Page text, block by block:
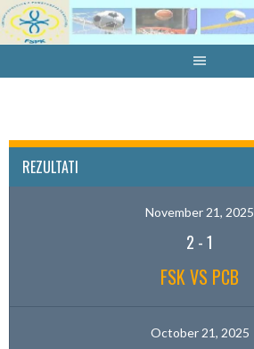
Skip
to
REZULTATI
November 21, 2025
2 -1
FSK VS PCB
October 21, 2025